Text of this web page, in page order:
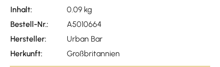
Inhalt:
0.09 kg
Bestell-Nr.:
A5010664
Hersteller:
Urban Bar
Herkunft:
Großbritannien